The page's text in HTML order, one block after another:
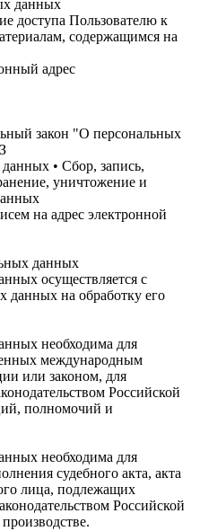
данных
доступа Пользователю к
содержащимся на
адрес
закон "О персональных
• Сбор, запись,
уничтожение и
на адрес электронной
данных
осуществляется с
данных на обработку его
необходима для
международным
или законом, для
Российской
полномочий и
необходима для
судебного акта, акта
лица, подлежащих
Российской